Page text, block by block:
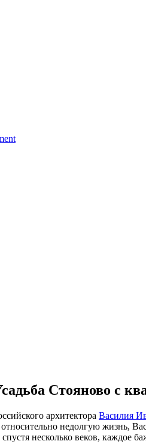
Стояново с
архитектора Василия
недолгую жизнь,
несколько веков, каждое